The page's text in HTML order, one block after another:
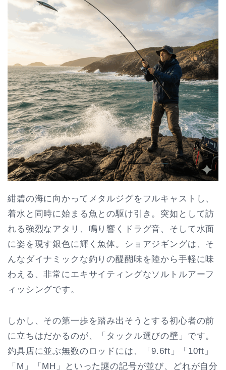
紺碧の海に向かってメタルジグをフルキャストし、
着水と同時に始まる魚との駆け引き。突如として訪
れる強烈なアタリ、鳴り響くドラグ音、そして水面
に姿を現す銀色に輝く魚体。ショアジギングは、そ
んなダイナミックな釣りの醍醐味を陸から手軽に味
わえる、非常にエキサイティングなソルトルアーフ
ィッシングです。
しかし、その第一歩を踏み出そうとする初心者の前
に立ちはだかるのが、「タックル選びの壁」です。
釣具店に並ぶ無数のロッドには、「9.6ft」「10ft」
「M」「MH」といった謎の記号が並び、どれが自分